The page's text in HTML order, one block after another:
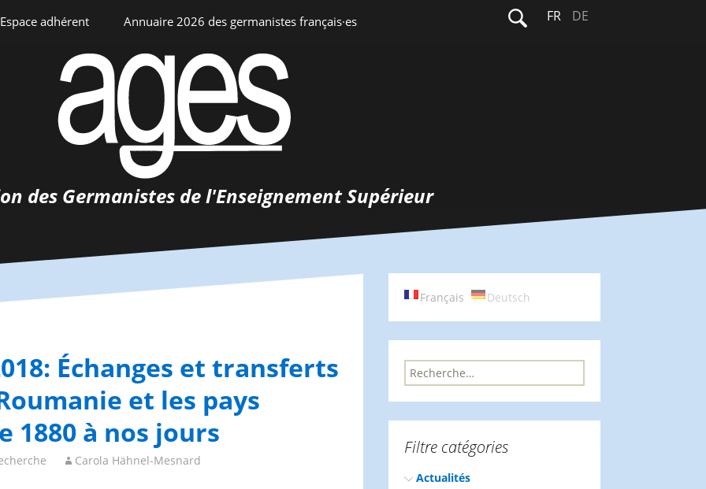
Espace adhérent
Espace personnel
Annuaire 2026 des germanistes français·es
Annuaire interne
Rechercher :
FR DE
des Germanistes de l'Enseignement Supérieur
Échanges et transferts
et les pays
1880 à nos jours
Carola Hähnel-Mesnard
Français Deutsch
R
e
r
h
Filtre catégories
Actualités